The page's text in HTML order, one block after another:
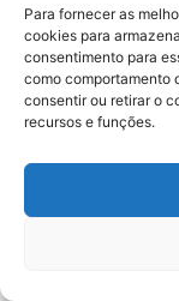
Para fornecer as
cookies para
consentimento para
como comportamento
consentir ou retirar o
recursos e funções.
Brasil:
753
antes